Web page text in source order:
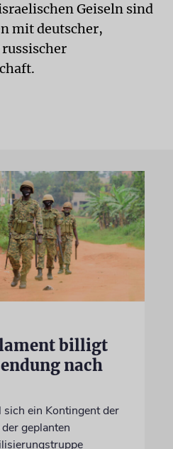
Geiseln sind
mit deutscher,
billigt
nach
ein Kontingent der
geplanten